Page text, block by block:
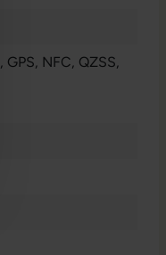
, GPS, NFC, QZSS,